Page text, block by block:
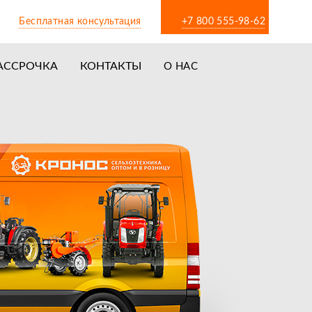
Бесплатная консультация +7 800 555-98-62
КОНТАКТЫ
О НАС